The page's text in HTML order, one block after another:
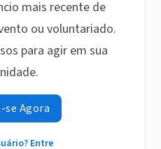
mais recente de
ou voluntariado.
para agir em sua
se Agora
Entre